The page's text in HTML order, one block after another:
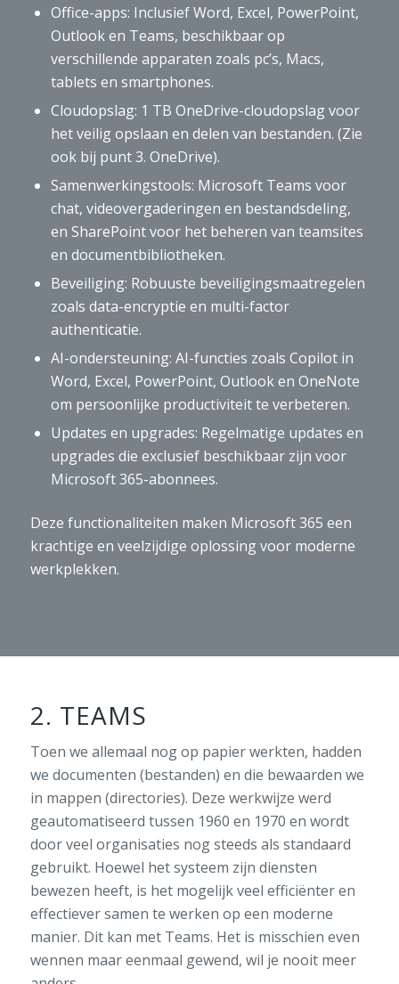
Office-apps: Inclusief Word, Excel, PowerPoint,
Outlook en Teams, beschikbaar op
verschillende apparaten zoals pc’s, Macs,
tablets en smartphones.
Cloudopslag: 1 TB OneDrive-cloudopslag voor
het veilig opslaan en delen van bestanden. (Zie
ook bij punt 3. OneDrive).
Samenwerkingstools: Microsoft Teams voor
chat, videovergaderingen en bestandsdeling,
en SharePoint voor het beheren van teamsites
en documentbibliotheken.
Beveiliging: Robuuste beveiligingsmaatregelen
zoals data-encryptie en multi-factor
authenticatie.
AI-ondersteuning: AI-functies zoals Copilot in
Word, Excel, PowerPoint, Outlook en OneNote
om persoonlijke productiviteit te verbeteren.
Updates en upgrades: Regelmatige updates en
upgrades die exclusief beschikbaar zijn voor
Microsoft 365-abonnees.
Deze functionaliteiten maken Microsoft 365 een
krachtige en veelzijdige oplossing voor moderne
werkplekken.
2. TEAMS
Toen we allemaal nog op papier werkten, hadden
we documenten (bestanden) en die bewaarden we
in mappen (directories). Deze werkwijze werd
geautomatiseerd tussen 1960 en 1970 en wordt
door veel organisaties nog steeds als standaard
gebruikt. Hoewel het systeem zijn diensten
bewezen heeft, is het mogelijk veel efficiënter en
effectiever samen te werken op een moderne
manier. Dit kan met Teams. Het is misschien even
wennen maar eenmaal gewend, wil je nooit meer